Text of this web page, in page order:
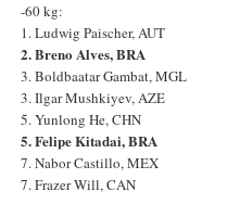
-60 kg:
1. Ludwig Paischer, AUT
2. Breno Alves, BRA
3. Boldbaatar Gambat, MGL
3. Ilgar Mushkiyev, AZE
5. Yunlong He, CHN
5. Felipe Kitadai, BRA
7. Nabor Castillo, MEX
7. Frazer Will, CAN